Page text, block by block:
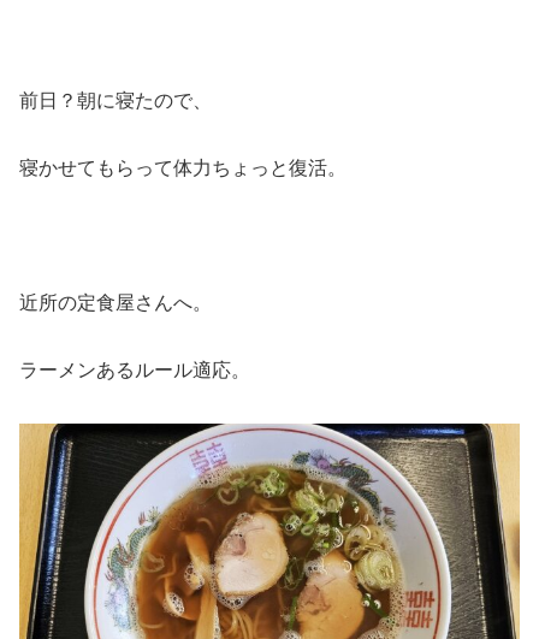
前日？朝に寝たので、
寝かせてもらって体力ちょっと復活。
近所の定食屋さんへ。
ラーメンあるルール適応。